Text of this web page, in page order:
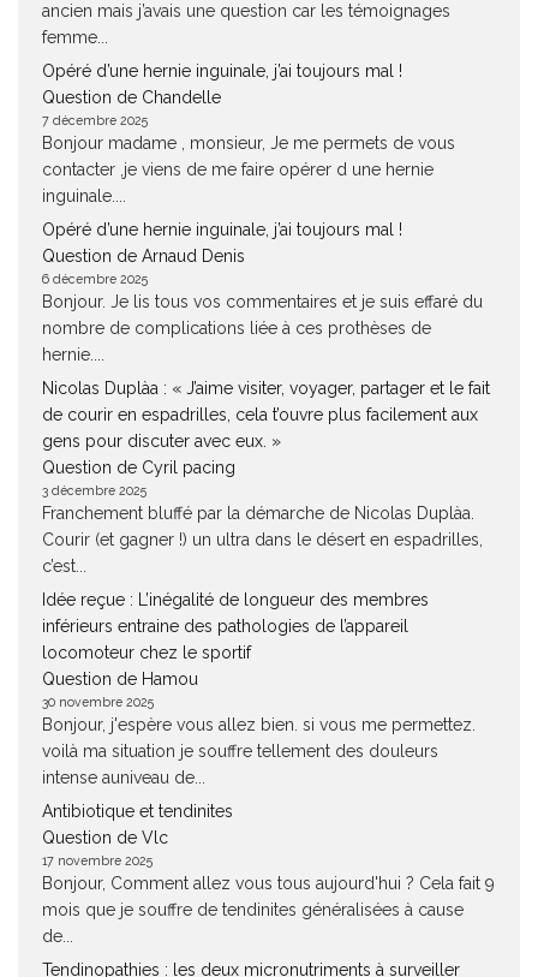
ancien mais j’avais une question car les témoignages
femme...
Opéré d’une hernie inguinale, j’ai toujours mal !
Question de Chandelle
7 décembre 2025
Bonjour madame , monsieur, Je me permets de vous
contacter ,je viens de me faire opérer d une hernie
inguinale....
Opéré d’une hernie inguinale, j’ai toujours mal !
Question de Arnaud Denis
6 décembre 2025
Bonjour. Je lis tous vos commentaires et je suis effaré du
nombre de complications liée à ces prothèses de
hernie....
Nicolas Duplàa : « J’aime visiter, voyager, partager et le fait
de courir en espadrilles, cela t’ouvre plus facilement aux
gens pour discuter avec eux. »
Question de Cyril pacing
3 décembre 2025
Franchement bluffé par la démarche de Nicolas Duplàa.
Courir (et gagner !) un ultra dans le désert en espadrilles,
c’est...
Idée reçue : L’inégalité de longueur des membres
inférieurs entraine des pathologies de l’appareil
locomoteur chez le sportif
Question de Hamou
30 novembre 2025
Bonjour, j'espère vous allez bien. si vous me permettez.
voilà ma situation je souffre tellement des douleurs
intense auniveau de...
Antibiotique et tendinites
Question de Vlc
17 novembre 2025
Bonjour, Comment allez vous tous aujourd'hui ? Cela fait 9
mois que je souffre de tendinites généralisées à cause
de...
Tendinopathies : les deux micronutriments à surveiller